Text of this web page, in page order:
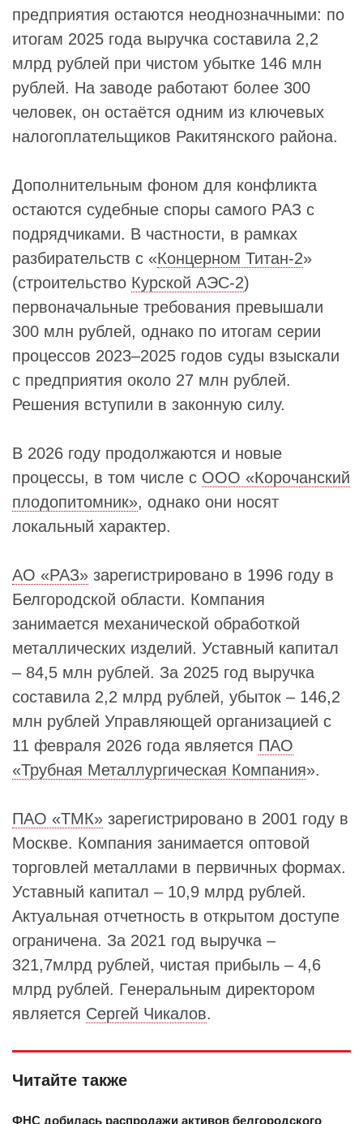
предприятия остаются неоднозначными: по
итогам 2025 года выручка составила 2,2
млрд рублей при чистом убытке 146 млн
рублей. На заводе работают более 300
человек, он остаётся одним из ключевых
налогоплательщиков Ракитянского района.
Дополнительным фоном для конфликта
остаются судебные споры самого РАЗ с
подрядчиками. В частности, в рамках
разбирательств с «Концерном Титан-2»
(строительство Курской АЭС-2)
первоначальные требования превышали
300 млн рублей, однако по итогам серии
процессов 2023–2025 годов суды взыскали
с предприятия около 27 млн рублей.
Решения вступили в законную силу.
В 2026 году продолжаются и новые
процессы, в том числе с ООО «Корочанский
плодопитомник», однако они носят
локальный характер.
АО «РАЗ» зарегистрировано в 1996 году в
Белгородской области. Компания
занимается механической обработкой
металлических изделий. Уставный капитал
– 84,5 млн рублей. За 2025 год выручка
составила 2,2 млрд рублей, убыток – 146,2
млн рублей Управляющей организацией с
11 февраля 2026 года является ПАО
«Трубная Металлургическая Компания».
ПАО «ТМК» зарегистрировано в 2001 году в
Москве. Компания занимается оптовой
торговлей металлами в первичных формах.
Уставный капитал – 10,9 млрд рублей.
Актуальная отчетность в открытом доступе
ограничена. За 2021 год выручка –
321,7млрд рублей, чистая прибыль – 4,6
млрд рублей. Генеральным директором
является Сергей Чикалов.
Читайте также
ФНС добилась распродажи активов белгородского